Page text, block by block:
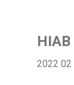
2022 02